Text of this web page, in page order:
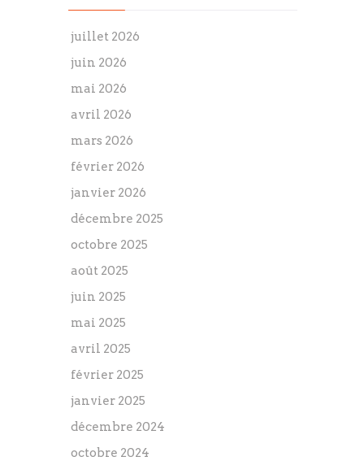
juillet 2026
juin 2026
mai 2026
avril 2026
mars 2026
février 2026
janvier 2026
décembre 2025
octobre 2025
août 2025
juin 2025
mai 2025
avril 2025
février 2025
janvier 2025
décembre 2024
octobre 2024